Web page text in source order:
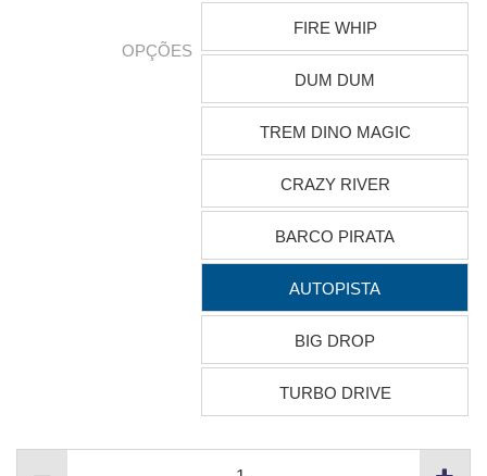
OPÇÕES
FIRE WHIP
DUM DUM
TREM DINO MAGIC
CRAZY RIVER
BARCO PIRATA
AUTOPISTA
BIG DROP
TURBO DRIVE